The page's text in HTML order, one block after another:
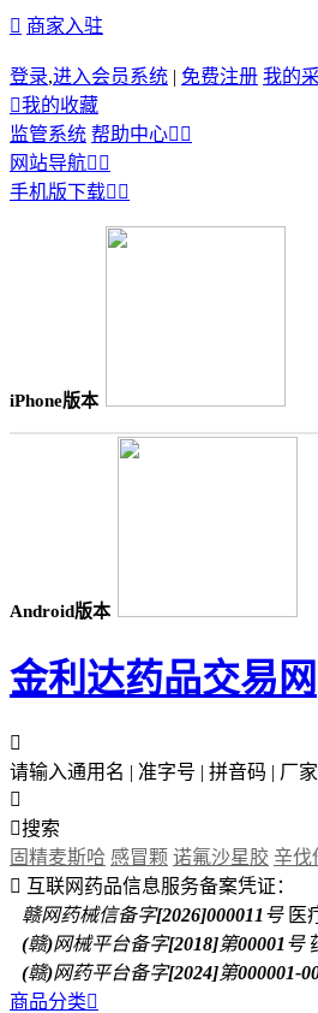
 商家入驻
登录,进入会员系统 | 免费注册 我的
我的收藏
监管系统 帮助中心 
网站导航 
手机版下载 
iPhone版本
Android版本
金利达药品交易网

请输入通用名 | 准字号 | 拼音码 | 厂

搜索
固精麦斯哈 感冒颗 诺氟沙星胶 辛伐
 互联网药品信息服务备案凭证：
赣网药械信备字[2026]000011号 医
(赣)网械平台备字[2018]第00001号
(赣)网药平台备字[2024]第000001-
商品分类